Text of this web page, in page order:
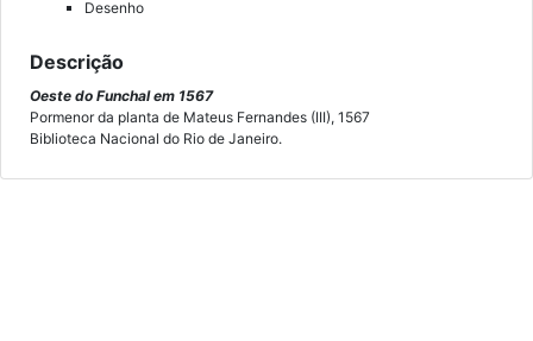
Desenho
Descrição
Oeste do Funchal em 1567
Pormenor da planta de Mateus Fernandes (III), 1567
Biblioteca Nacional do Rio de Janeiro.